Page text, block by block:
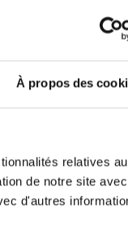
À propos des
relatives
de notre site
d'autres
pas été posé
de rhabillages